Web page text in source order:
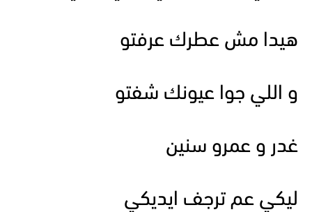
هيدا مش عطرك عرفتو
و اللي جوا عيونك شفتو
غدر و عمرو سنين
ليكي عم ترجف ايديكي